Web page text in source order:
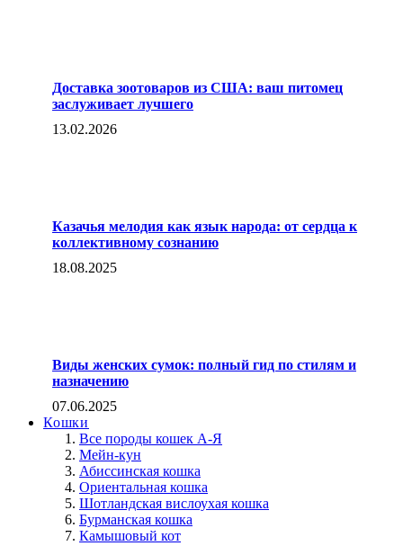
Доставка зоотоваров из США: ваш питомец
заслуживает лучшего
13.02.2026
Казачья мелодия как язык народа: от сердца к
коллективному сознанию
18.08.2025
Виды женских сумок: полный гид по стилям и
назначению
07.06.2025
Кошки
Все породы кошек А-Я
Мейн-кун
Абиссинская кошка
Ориентальная кошка
Шотландская вислоухая кошка
Бурманская кошка
Камышовый кот